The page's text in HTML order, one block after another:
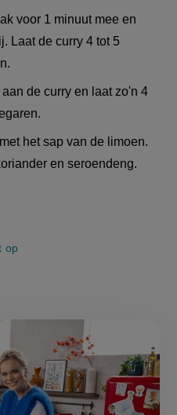
voor 1 minuut mee en
Laat de curry 4 tot 5
de curry en laat zo'n 4
het sap van de limoen.
en seroendeng.
op